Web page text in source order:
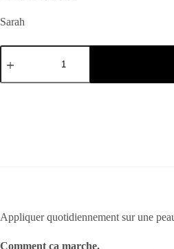
Sarah
Appliquer quotidiennement sur une
Comment ça marche.